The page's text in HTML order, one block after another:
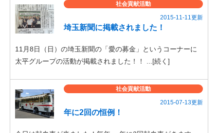
社会貢献活動
2015-11-11更新
埼玉新聞に掲載されました！
11月8日（日）の埼玉新聞の「愛の募金」というコーナーに
太平グループの活動が掲載されました！！ ...[続く]
社会貢献活動
2015-07-13更新
年に2回の恒例！